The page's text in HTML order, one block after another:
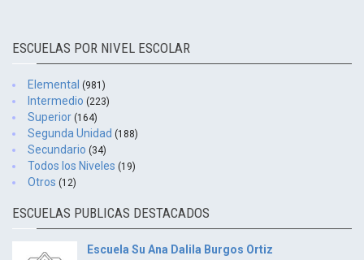
ESCUELAS POR NIVEL ESCOLAR
Elemental (981)
Intermedio (223)
Superior (164)
Segunda Unidad (188)
Secundario (34)
Todos los Niveles (19)
Otros (12)
ESCUELAS PUBLICAS DESTACADOS
Escuela Su Ana Dalila Burgos Ortiz